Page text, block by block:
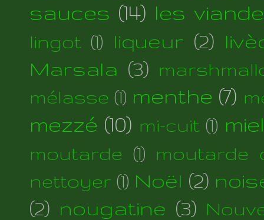
sauces (14) les
lingot (1) liqueur (2)
Marsala (3)
mélasse (1) menthe (7)
mezzé (10) mi-cuit (1) miel
moutarde (1) moutarde
nettoyer (1) Noël (2)
(2) nougatine (3)